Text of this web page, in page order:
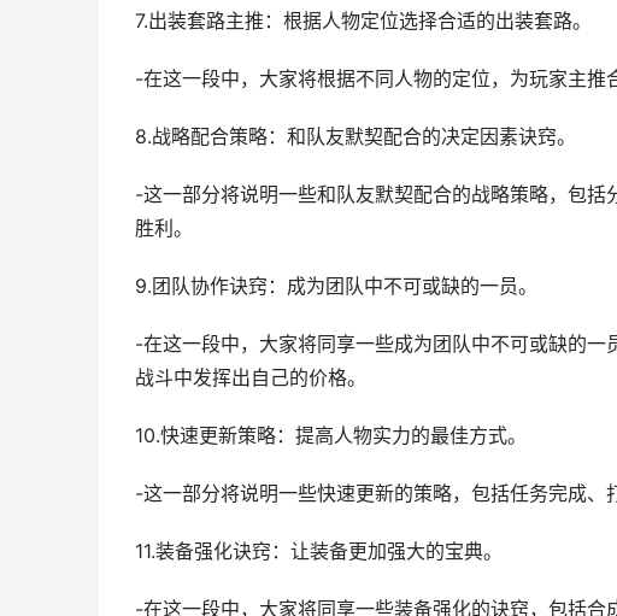
7.出装套路主推：根据人物定位选择合适的出装套路。
-在这一段中，大家将根据不同人物的定位，为玩家主推
8.战略配合策略：和队友默契配合的决定因素诀窍。
-这一部分将说明一些和队友默契配合的战略策略，包
胜利。
9.团队协作诀窍：成为团队中不可或缺的一员。
-在这一段中，大家将同享一些成为团队中不可或缺的
战斗中发挥出自己的价格。
10.快速更新策略：提高人物实力的最佳方式。
-这一部分将说明一些快速更新的策略，包括任务完成、
11.装备强化诀窍：让装备更加强大的宝典。
-在这一段中，大家将同享一些装备强化的诀窍，包括